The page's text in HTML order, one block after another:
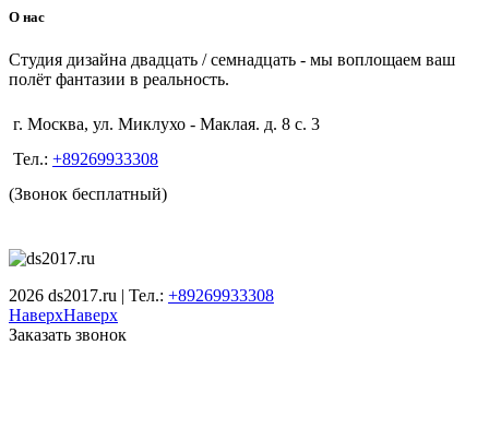
О нас
Студия дизайна двадцать / семнадцать - мы воплощаем ваш
полёт фантазии в реальность.
г. Москва, ул. Миклухо - Маклая. д. 8 с. 3
Тел.: +89269933308
(Звонок бесплатный)
2026 ds2017.ru | Тел.: +89269933308
НаверхНаверх
Заказать звонок